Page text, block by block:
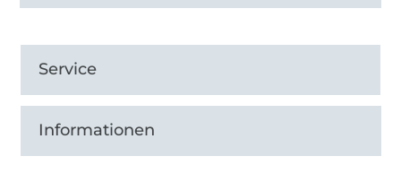
Service
Informationen